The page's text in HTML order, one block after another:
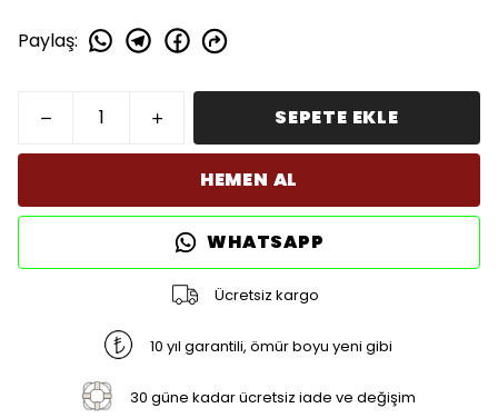
Paylaş:
SEPETE EKLE
HEMEN AL
WHATSAPP
Ücretsiz kargo
10 yıl garantili, ömür boyu yeni gibi
30 güne kadar ücretsiz iade ve değişim